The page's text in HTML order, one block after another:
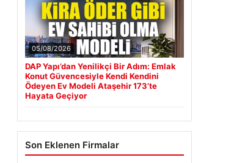
05/08/2026
DAP Yapı’dan Yenilikçi Bir Adım: Emlak
Konut Güvencesiyle Kendi Kendini
Ödeyen Ev Modeli Ataşehir 173’te
Hayata Geçiyor
Son Eklenen Firmalar